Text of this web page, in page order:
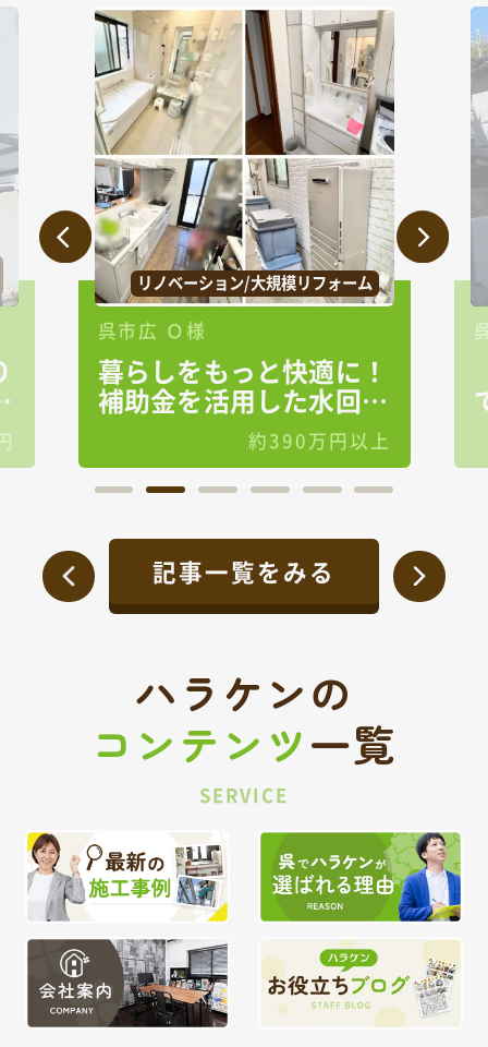
リノベーション/大規模リフォーム
呉市広 Ｏ様
暮らしをもっと快適に！
補助金を活用した水回り
約390万円以上
記事一覧をみる
ハラケンの
コンテンツ一覧
SERVICE